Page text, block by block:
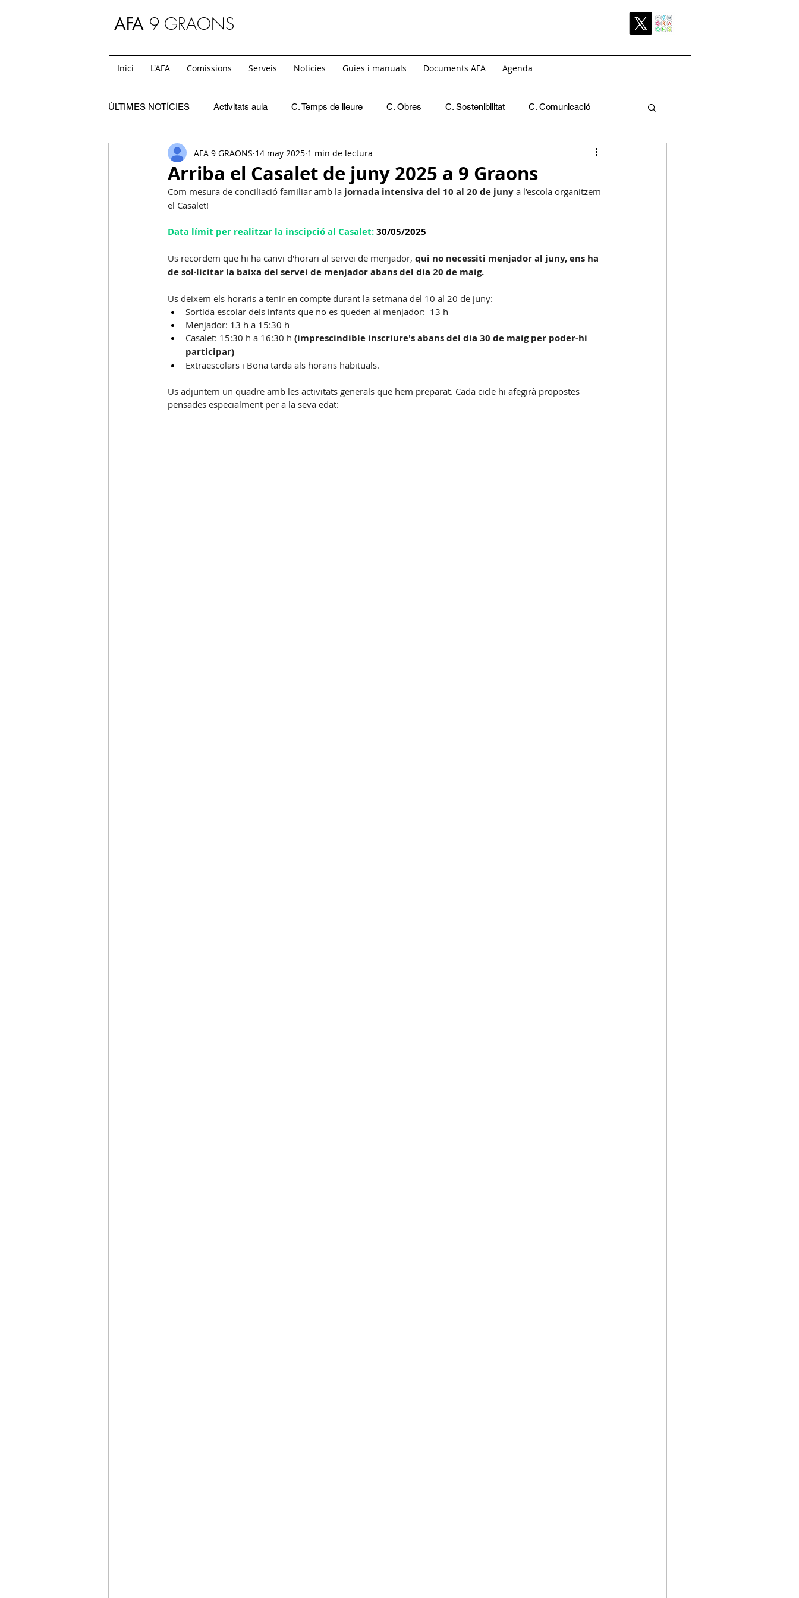
AFA 9 GRAONS
Inici L'AFA Comissions Serveis Noticies Guies i manuals Documents AFA Agenda
ÚLTIMES NOTÍCIES Activitats aula C. Temps de lleure C. Obres C. Sostenibilitat C. Comunicació
C. Festes SC. Extraescolars Recomanacions
SC. Casals C. Mon i jo
C.Acollida C.Entorn Escolar Gestió Serveis AESA C.Biblioteca
Arriba el Casalet de juny 2025 a 9 Graons
AFA 9 GRAONS 14 may 2025 1 min de lectura
Com mesura de conciliació familiar amb la jornada intensiva del 10 al 20 de juny a l'escola organitzem
el Casalet!
Data límit per realitzar la inscipció al Casalet: 30/05/2025
Us recordem que hi ha canvi d'horari al servei de menjador, qui no necessiti menjador al juny, ens ha
de sol·licitar la baixa del servei de menjador abans del dia 20 de maig.
Us deixem els horaris a tenir en compte durant la setmana del 10 al 20 de juny:
Sortida escolar dels infants que no es queden al menjador:  13 h
Menjador: 13 h a 15:30 h
Casalet: 15:30 h a 16:30 h (imprescindible inscriure's abans del dia 30 de maig per poder-hi
participar)
Extraescolars i Bona tarda als horaris habituals.
Us adjuntem un quadre amb les activitats generals que hem preparat. Cada cicle hi afegirà propostes
pensades especialment per a la seva edat: